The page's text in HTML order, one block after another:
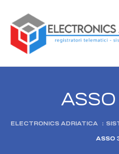
ELECTRONICS ADRIATICA :
ASSO